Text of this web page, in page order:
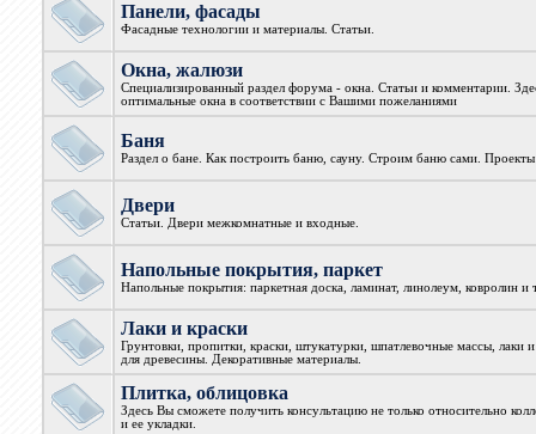
Панели, фасады
Фасадные технологии и материалы. Статьи.
Окна, жалюзи
Специализированный раздел форума - окна. Статьи и комментарии.
оптимальные окна в соответствии с Вашими пожеланиями
Баня
Раздел о бане. Как построить баню, сауну. Строим баню сами.
Двери
Статьи. Двери межкомнатные и входные.
Напольные покрытия, паркет
Напольные покрытия: паркетная доска, ламинат, линолеум, ковролин и
Лаки и краски
Грунтовки, пропитки, краски, штукатурки, шпатлевочные массы, лаки
для древесины. Декоративные материалы.
Плитка, облицовка
Здесь Вы сможете получить консультацию не только относительно
и ее укладки.